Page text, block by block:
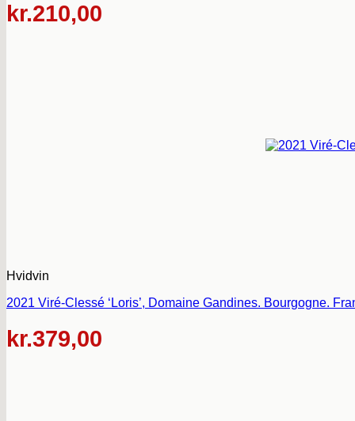
kr.210,00
Hvidvin
2021 Viré-Clessé ‘Loris’, Domaine Gandines. Bourgogne.
kr.379,00